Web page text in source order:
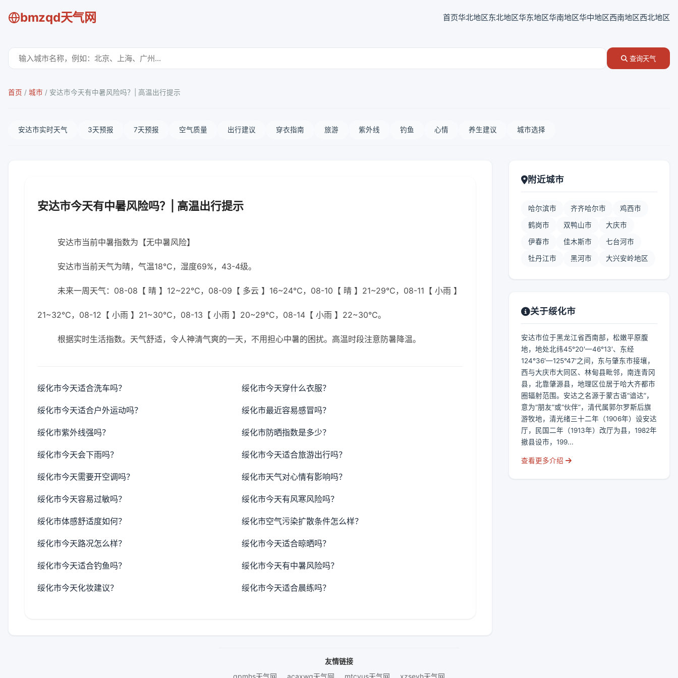
bmzqd天气网 首页华北地区东北地区华东地区华南地区华中地区西南地区西北地区
查询天气
首页 / 城市 / 安达市今天有中暑风险吗？| 高温出行提示
安达市实时天气 3天预报 7天预报 空气质量 出行建议 穿衣指南 旅游 紫外线 钓鱼 心情 养生建议 城市选择
安达市今天有中暑风险吗？| 高温出行提示
安达市当前中暑指数为【无中暑风险】
安达市当前天气为晴，气温18℃，湿度69%，43-4级。
未来一周天气：08-08【 晴 】12~22℃，08-09【 多云 】16~24℃，08-10【 晴 】21~29℃，08-11【 小雨 】
21~32℃，08-12【 小雨 】21~30℃，08-13【 小雨 】20~29℃，08-14【 小雨 】22~30℃。
根据实时生活指数。天气舒适，令人神清气爽的一天，不用担心中暑的困扰。高温时段注意防暑降温。
绥化市今天适合洗车吗？ 绥化市今天穿什么衣服？
绥化市今天适合户外运动吗？ 绥化市最近容易感冒吗？
绥化市紫外线强吗？ 绥化市防晒指数是多少？
绥化市今天会下雨吗？ 绥化市今天适合旅游出行吗？
绥化市今天需要开空调吗？ 绥化市天气对心情有影响吗？
绥化市今天容易过敏吗？ 绥化市今天有风寒风险吗？
绥化市体感舒适度如何？ 绥化市空气污染扩散条件怎么样？
绥化市今天路况怎么样？ 绥化市今天适合晾晒吗？
绥化市今天适合钓鱼吗？ 绥化市今天有中暑风险吗？
绥化市今天化妆建议？ 绥化市今天适合晨练吗？
附近城市
哈尔滨市 齐齐哈尔市 鸡西市
鹤岗市 双鸭山市 大庆市
伊春市 佳木斯市 七台河市
牡丹江市 黑河市 大兴安岭地区
关于绥化市
安达市位于黑龙江省西南部，松嫩平原腹
地，地处北纬45°20′—46°13′、东经
124°36′—125°47′之间，东与肇东市接壤，
西与大庆市大同区、林甸县毗邻，南连青冈
县，北靠肇源县，地理区位居于哈大齐都市
圈辐射范围。安达之名源于蒙古语“谙达”，
意为“朋友”或“伙伴”，清代属郭尔罗斯后旗
游牧地，清光绪三十二年（1906年）设安达
厅，民国二年（1913年）改厅为县，1982年
撤县设市，199...
查看更多介绍
友情链接
gpmhs天气网
acaxwg天气网 mtcvus天气网 xzseyh天气网